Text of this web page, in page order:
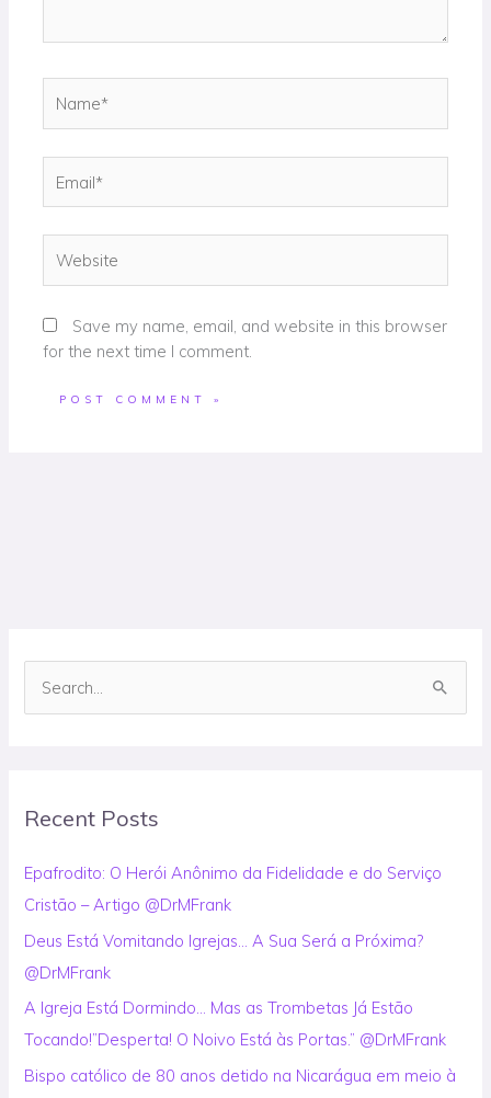
c
f
o
r
:
Recent Posts
Epafrodito: O Herói Anônimo da Fidelidade e do Serviço
Cristão – Artigo @DrMFrank
Deus Está Vomitando Igrejas… A Sua Será a Próxima?
@DrMFrank
A Igreja Está Dormindo… Mas as Trombetas Já Estão
Tocando!”Desperta! O Noivo Está às Portas.” @DrMFrank
Bispo católico de 80 anos detido na Nicarágua em meio à
Save my name, email, and website in this browser
for the next time I comment.